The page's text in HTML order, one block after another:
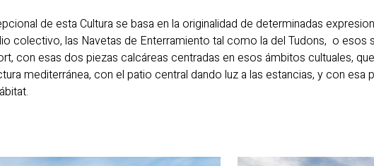
de esta Cultura se basa en la originalidad de determinadas
colectivo, las Navetas de Enterramiento tal como la del Tudons, o esos
con esas dos piezas calcáreas centradas en esos ámbitos cultuales,
mediterránea, con el patio central dando luz a las estancias, y con esa